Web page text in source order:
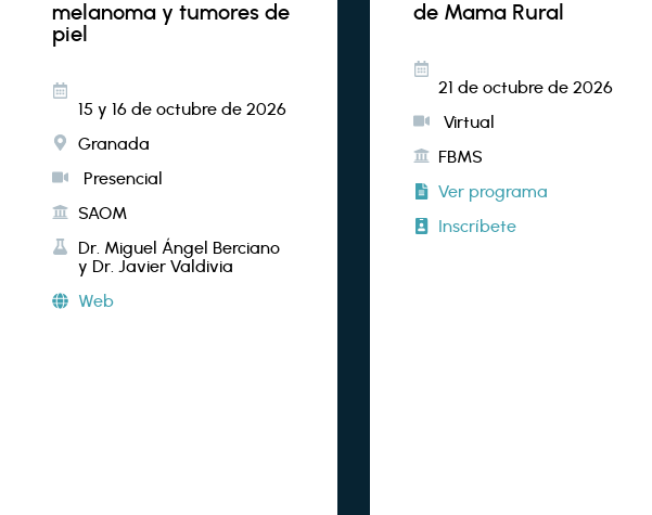
melanoma y tumores de
piel
15 y 16 de octubre de 2026
Granada
Presencial
SAOM
Dr. Miguel Ángel Berciano
y Dr. Javier Valdivia
Web
de Mama Rural
21 de octubre de 2026
Virtual
FBMS
Ver programa
Inscríbete